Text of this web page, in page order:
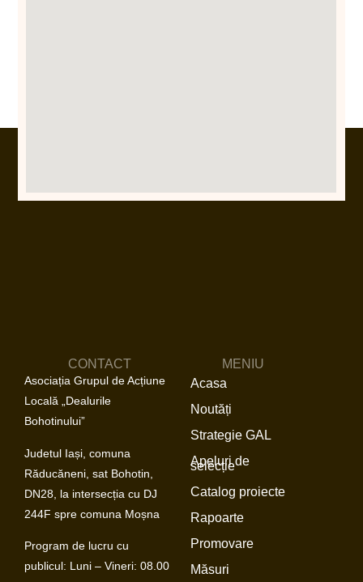
CONTACT
Asociația Grupul de Acțiune
Locală „Dealurile
Bohotinului”
Judetul Iași, comuna
Răducăneni, sat Bohotin,
DN28, la intersecția cu DJ
244F spre comuna Moșna
Program de lucru cu
publicul: Luni – Vineri: 08.00
MENIU
Acasa
Noutăți
Strategie GAL
Apeluri de
selecție
Catalog proiecte
Rapoarte
Promovare
Măsuri